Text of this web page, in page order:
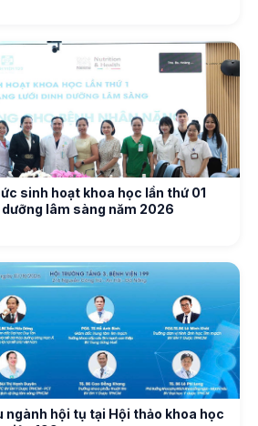
sinh hoạt khoa học lần thứ 01
lâm sàng năm 2026
ngành hội tụ tại Hội thảo khoa học